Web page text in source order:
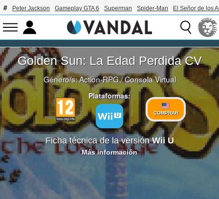
Peter Jackson Gameplay GTA 6 Superman Spider-Man El Señor de los
Golden Sun: La Edad Perdida CV
Género/s:Action-RPG/Consola Virtual
Plataformas:
COMPRAR
Ficha técnica de la versiónWii U
Más información